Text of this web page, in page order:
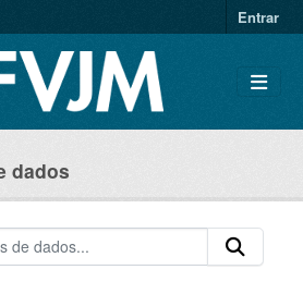
Entrar
dados